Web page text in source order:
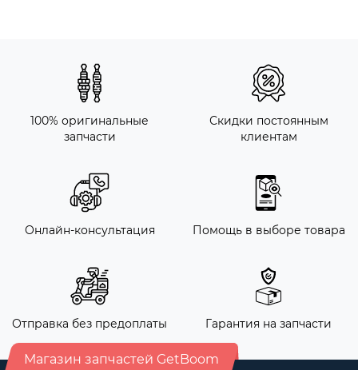
100% оригинальные
запчасти
Скидки постоянным
клиентам
Онлайн-консультация Помощь в выборе товара
Отправка без предоплаты Гарантия на запчасти
Магазин запчастей GetBoom